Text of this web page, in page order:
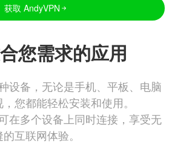
获取 AndyVPN
您需求的应用
设备，无论是手机、平板、电脑
您都能轻松安装和使用。
在多个设备上同时连接，享受无
互联网体验。